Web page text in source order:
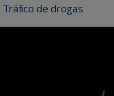
Tráfico de drogas